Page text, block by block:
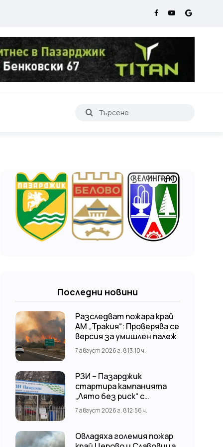
Последни новини
Разследват пожара край
АМ „Тракия“: Проверява се
версия за умишлен палеж
7 август 2026 г. в 13:10 ч.
РЗИ – Пазарджик
стартира кампанията
„Лято без риск“ с
безплатни и анонимни
изследвания за ХИВ
7 август 2026 г. в 12:56 ч.
Овладяха големия пожар